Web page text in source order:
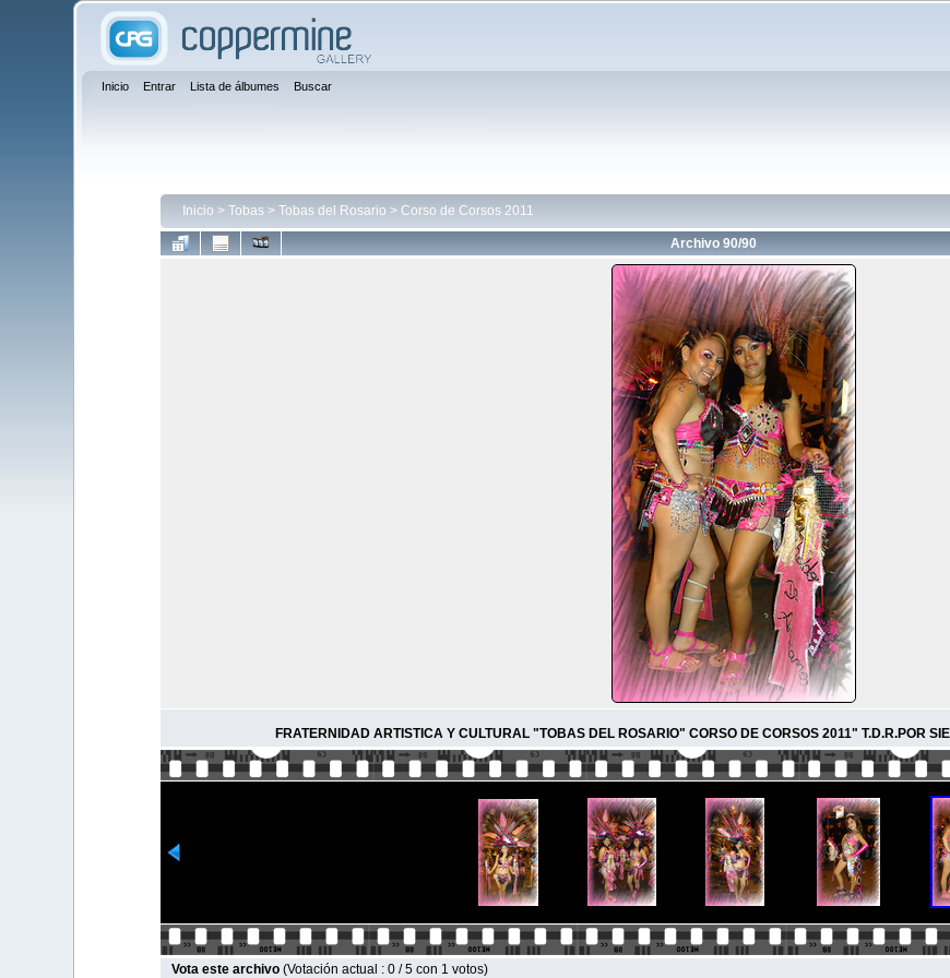
Inicio Entrar Lista de álbumes Buscar
Inicio > Tobas > Tobas del Rosario > Corso de Corsos 2011
Archivo 90/90
FRATERNIDAD ARTISTICA Y CULTURAL "TOBAS DEL ROSARIO" CORSO DE CORSOS 2011" T.D.R.POR
Vota este archivo (Votación actual : 0 / 5 con 1 votos)